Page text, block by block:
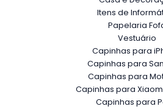
Itens de
Papelaria
Vestuário
Capinhas para
Capinhas para
Capinhas para
Capinhas para
Capinhas para